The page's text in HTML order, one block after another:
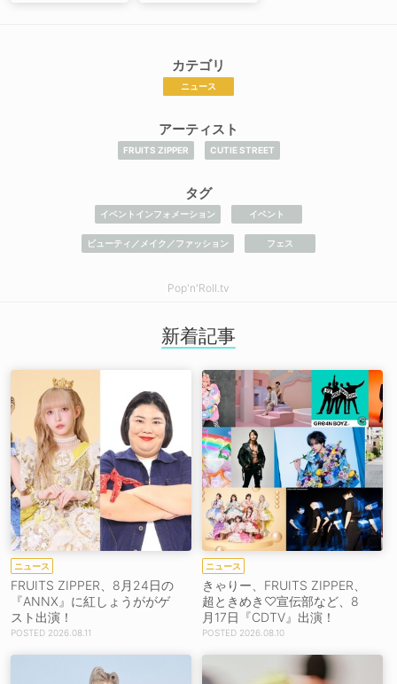
カテゴリ
ニュース
アーティスト
FRUITS ZIPPER CUTIE STREET
タグ
イベントインフォメーション イベント
ビューティ／メイク／ファッション フェス
Pop'n'Roll.tv
新着記事
ニュース
FRUITS ZIPPER、8月24日の
『ANNX』に紅しょうががゲ
スト出演！
2026.08.11
ニュース
きゃりー、FRUITS ZIPPER、
超ときめき♡宣伝部など、8
月17日『CDTV』出演！
2026.08.10